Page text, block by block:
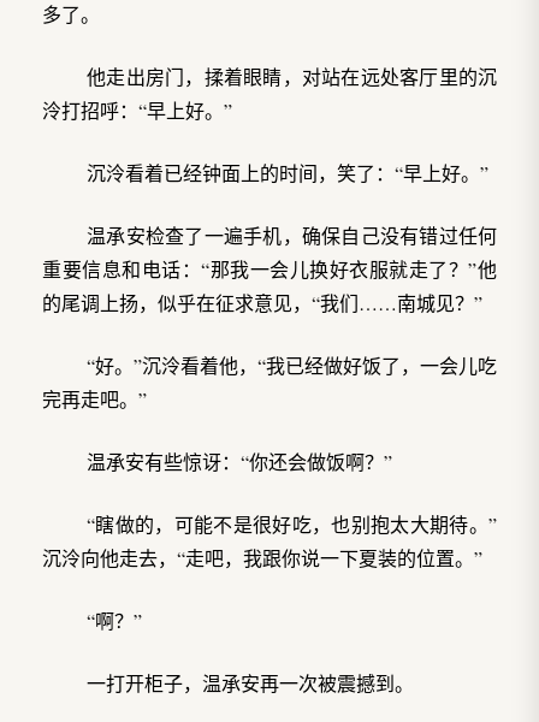
多了。
他走出房门，揉着眼睛，对站在远处客厅里的沉
泠打招呼：“早上好。”
沉泠看着已经钟面上的时间，笑了：“早上好。”
温承安检查了一遍手机，确保自己没有错过任何
重要信息和电话：“那我一会儿换好衣服就走了？”他
的尾调上扬，似乎在征求意见，“我们……南城见？”
“好。”沉泠看着他，“我已经做好饭了，一会儿吃
完再走吧。”
温承安有些惊讶：“你还会做饭啊？”
“瞎做的，可能不是很好吃，也别抱太大期待。”
沉泠向他走去，“走吧，我跟你说一下夏装的位置。”
“啊？”
一打开柜子，温承安再一次被震撼到。